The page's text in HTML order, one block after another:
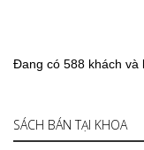
Đang có 588 khách và
SÁCH BÁN TẠI KHOA